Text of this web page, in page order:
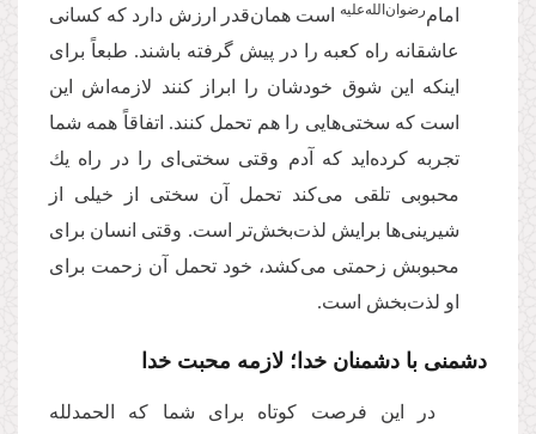
امام‌رضوان‌‌الله‌‌علیه
است همان‌قدر ارزش دارد كه كسانى
عاشقانه راه كعبه را در پیش گرفته باشند. طبعاً براى
اینكه این شوق خودشان را ابراز كنند لازمه‌‌اش این
است كه سختى‌‌هایى را هم تحمل كنند. اتفاقاً همه شما
تجربه کرده‌اید كه آدم وقتى سختی‌ای را در راه یك
محبوبى تلقى مى‌‌كند تحمل آن سختى از خیلى از
شیرینى‌‌ها برایش لذت‌بخش‌تر است. وقتى انسان براى
محبوبش زحمتى مى‌‌كشد، خود تحمل آن زحمت براى
او لذت‌بخش است.
دشمنی با دشمنان خدا؛ لازمه محبت خدا
در این فرصت كوتاه براى شما كه الحمدلله